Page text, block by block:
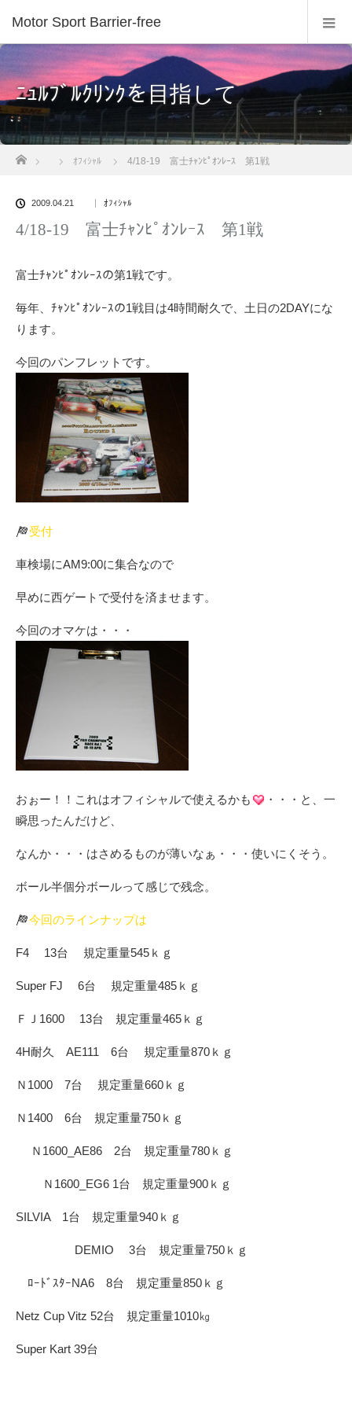
Motor Sport Barrier-free
ﾆｭﾙﾌﾞﾙｸﾘﾝｸを目指して
ｵﾌｨｼｬﾙ 4/18-19 富士ﾁｬﾝﾋﾟｵﾝﾚｰｽ 第1戦
2009.04.21 ｵﾌｨｼｬﾙ
4/18-19 富士ﾁｬﾝﾋﾟｵﾝﾚｰｽ 第1戦
富士ﾁｬﾝﾋﾟｵﾝﾚｰｽの第1戦です。
毎年、ﾁｬﾝﾋﾟｵﾝﾚｰｽの1戦目は4時間耐久で、土日の2DAYにな
ります。
今回のパンフレットです。
受付
車検場にAM9:00に集合なので
早めに西ゲートで受付を済ませます。
今回のオマケは・・・
おぉー！！これはオフィシャルで使えるかも
・・・と、一
瞬思ったんだけど、
なんか・・・はさめるものが薄いなぁ・・・使いにくそう。
ボール半個分ボールって感じで残念。
今回のラインナップは
F4 13台 規定重量545ｋｇ
Super FJ 6台 規定重量485ｋｇ
ＦＪ1600 13台 規定重量465ｋｇ
4H耐久 AE111 6台 規定重量870ｋｇ
Ｎ1000 7台 規定重量660ｋｇ
Ｎ1400 6台 規定重量750ｋｇ
Ｎ1600_AE86 2台 規定重量780ｋｇ
Ｎ1600_EG6 1台 規定重量900ｋｇ
SILVIA 1台 規定重量940ｋｇ
DEMIO 3台 規定重量750ｋｇ
ﾛｰﾄﾞｽﾀｰNA6 8台 規定重量850ｋｇ
Netz Cup Vitz 52台 規定重量1010㎏
Super Kart 39台